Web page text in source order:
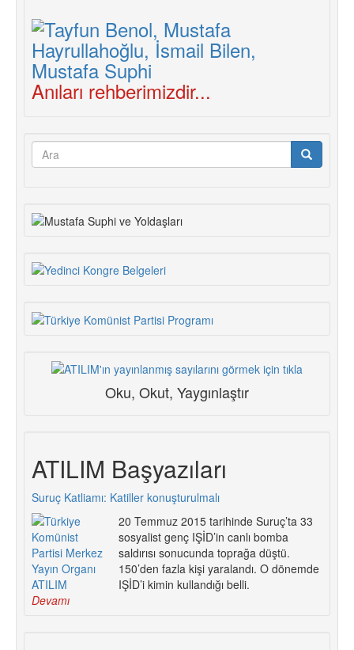
Devrimci
Süreçte
Kolektif
Politik
Önderlik
Anıları rehberimizdir...
Arama
Oku, Okut, Yaygınlaştır
ATILIM Başyazıları
Suruç Katliamı: Katiller konuşturulmalı
20 Temmuz 2015 tarihinde Suruç’ta 33
sosyalist genç IŞİD’in canlı bomba
saldırısı sonucunda toprağa düştü.
150’den fazla kişi yaralandı. O dönemde
IŞİD’i kimin kullandığı belli.
Devamı